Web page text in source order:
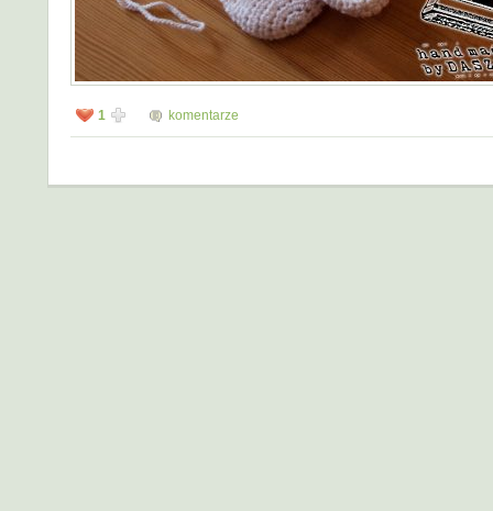
1 komentarze